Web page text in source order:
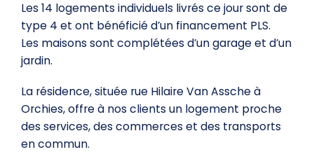
Les 14 logements individuels livrés ce jour sont de
type 4 et ont bénéficié d’un financement PLS.
Les maisons sont complétées d’un garage et d’un
jardin.
La résidence, située rue Hilaire Van Assche à
Orchies, offre à nos clients un logement proche
des services, des commerces et des transports
en commun.